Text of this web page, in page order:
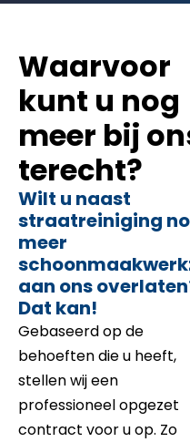
Waarvoor
kunt u nog
meer bij
terecht?
Wilt u naast
straatreiniging
meer
aan ons
Dat kan!
Gebaseerd op de
behoeften die u heeft,
stellen wij een
professioneel opgezet
contract voor u op. Zo